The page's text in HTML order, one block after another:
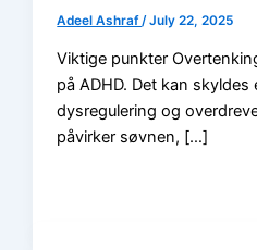
Adeel Ashraf /July 22, 2025
Viktige punkter
på ADHD. Det kan skyldes
dysregulering og
påvirker søvnen, […]